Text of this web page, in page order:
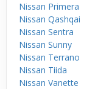
Nissan Primera
Nissan Qashqai
Nissan Sentra
Nissan Sunny
Nissan Terrano
Nissan Tiida
Nissan Vanette